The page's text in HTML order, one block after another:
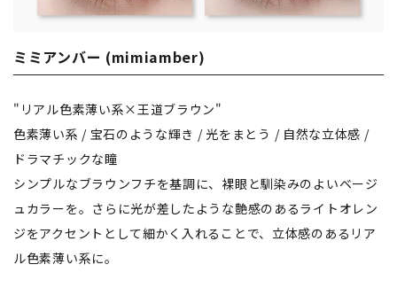
ミミアンバー (mimiamber)
"リアル色素薄い系×王道ブラウン"
色素薄い系 / 宝石のような輝き / 光をまとう / 自然な立体感 /
ドラマチックな瞳
シンプルなブラウンフチを基調に、裸眼と馴染みのよいベージ
ュカラーを。さらに光が差したような艶感のあるライトオレン
ジをアクセントとして細かく入れることで、立体感のあるリア
ル色素薄い系に。